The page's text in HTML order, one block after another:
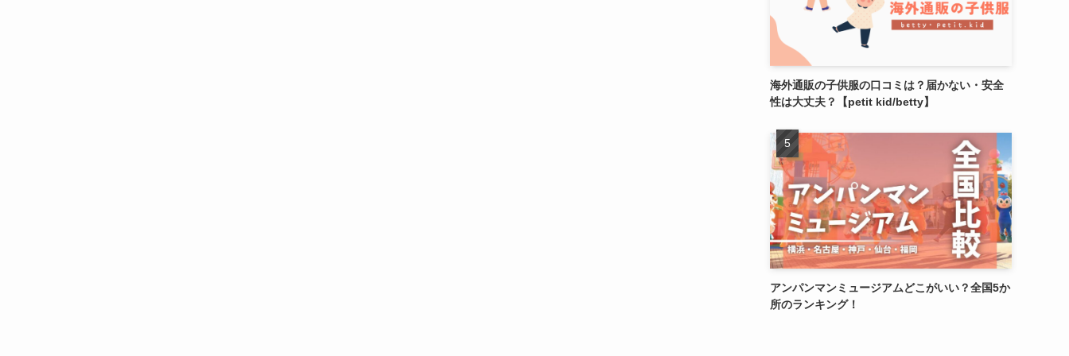
海外通販の子供服の口コミは？届かない・安全
性は大丈夫？【petit kid/betty】
アンパンマンミュージアムどこがいい？全国5か
所のランキング！